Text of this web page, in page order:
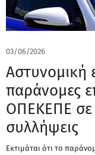
03/06/2026
Αστυνομική
παράνομες
ΟΠΕΚΕΠΕ σε
συλλήψεις
Εκτιμάται ότι το